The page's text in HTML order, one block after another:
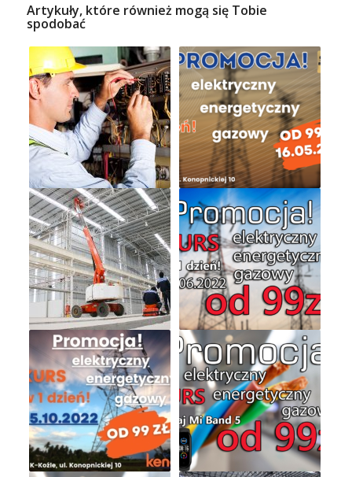
Artykuły, które również mogą się Tobie
spodobać